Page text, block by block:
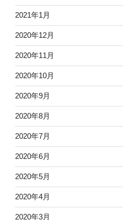
2021年1月
2020年12月
2020年11月
2020年10月
2020年9月
2020年8月
2020年7月
2020年6月
2020年5月
2020年4月
2020年3月